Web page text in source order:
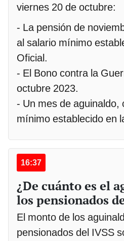
viernes 20 de octubre:
- La pensión de
al salario mínimo
Oficial.
- El Bono contra la
octubre 2023.
- Un mes de aguinaldo,
mínimo establecido en
16:37
¿De cuánto es el
los pensionados
El monto de los
pensionados del IVSS